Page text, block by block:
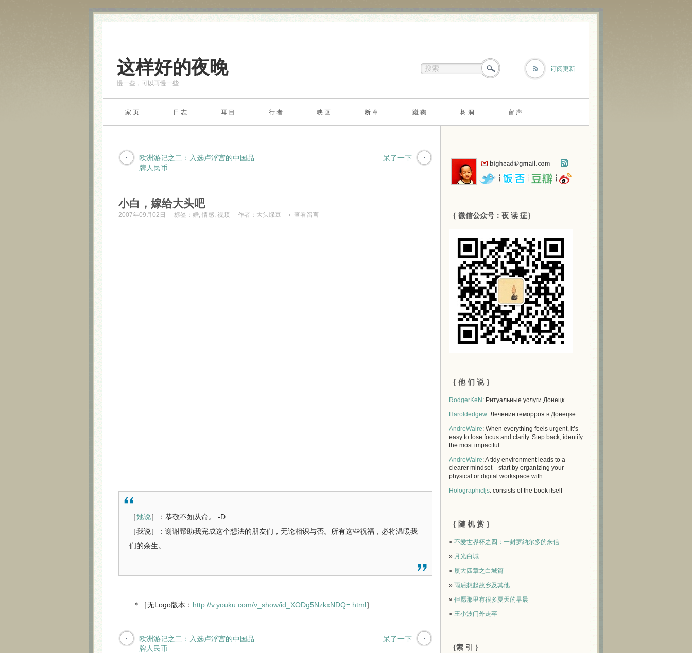
这样好的夜晚
慢一些，可以再慢一些
订阅更新
家 页 日 志 耳 目 行 者 映 画 断 章 蹴 鞠 树 洞 留 声
欧洲游记之二：入选卢浮宫的中国品
牌人民币
呆了一下
小白，嫁给大头吧
2007年09月02日 标签： 婚, 情感, 视频 作者： 大头绿豆 查看留言
［她说］：恭敬不如从命。:-D
［我说］：谢谢帮助我完成这个想法的朋友们，无论相识与否。所有这些祝福，必将温暖我
们的余生。
＊［无Logo版本： http://v.youku.com/v_show/id_XODg5NzkxNDQ=.html］
欧洲游记之二：入选卢浮宫的中国品
牌人民币
呆了一下
┆ ┆ ┆
｛ 微信公众号：夜 读 症｝
｛ 他 们 说 ｝
RodgerKeN : Ритуальные услуги Донецк
Haroldedgew: Лечение геморроя в Донецке
AndreWaire: When everything feels urgent, it’s
easy to lose focus and clarity. Step back, identify
the most impactful...
AndreWaire: A tidy environment leads to a
clearer mindset—start by organizing your
physical or digital workspace with...
Holographicljs: consists of the book itself
｛ 随 机 赏 ｝
» 不爱世界杯之四：一封罗纳尔多的来信
» 月光白城
» 厦大四章之白城篇
» 雨后想起故乡及其他
» 但愿那里有很多夏天的早晨
» 王小波门外走卒
｛索 引 ｝